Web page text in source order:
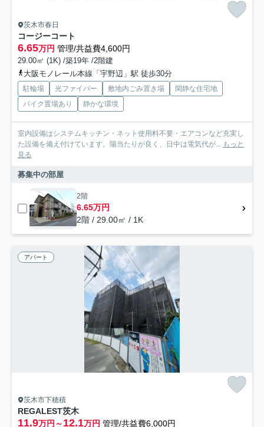
茨木市春日
コージーコート
6.65万円 管理/共益費4,600円
29.00㎡ (1K) /築19年 /2階建
大阪モノレール本線「宇野辺」駅 徒歩30分
駐輪場 光ファイバー 敷地内ごみ置き場
閑静な住宅地
バイク置場あり
静かな環境
室内設備はシステムキッチン・ネット使用料不要・エアコンなど充実し
た設備を備え付けています。陽当たりが良く、日中は電気代が... もっと
見る
募集中の部屋
2階
6.65万円
2階 / 29.00㎡ / 1K
アパート
茨木市下穂積
REGALEST茨木
11.9万円～12.1万円 管理/共益費6,000円